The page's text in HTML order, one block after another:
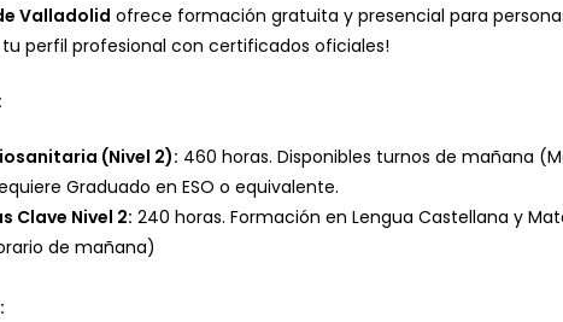
Valladolid ofrece formación gratuita y presencial para
tu perfil profesional con certificados oficiales!
(Nivel 2): 460 horas. Disponibles turnos de mañana
Graduado en ESO o equivalente.
Clave Nivel 2: 240 horas. Formación en Lengua Castellana y
de mañana)